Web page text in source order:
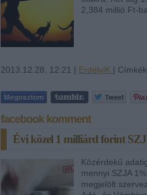
2,384 millió Ft-
2013.12.28. 12:21 | ErdélyiK |
facebook komment
Évi közel 1 milliárd forint
Közérdekű
mennyi SZJA
megjelölt